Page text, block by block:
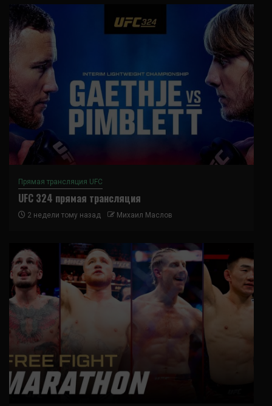
Прямая трансляция UFC
UFC 324 прямая трансляция
2 недели тому назад Михаил Маслов